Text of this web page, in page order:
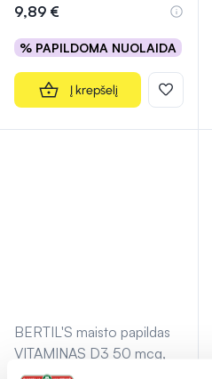
9,89 €
% PAPILDOMA NUOLAIDA
Į krepšelį
BERTIL'S maisto papildas
VITAMINAS D3 50 mcg,
150 kramtomųjų tab.